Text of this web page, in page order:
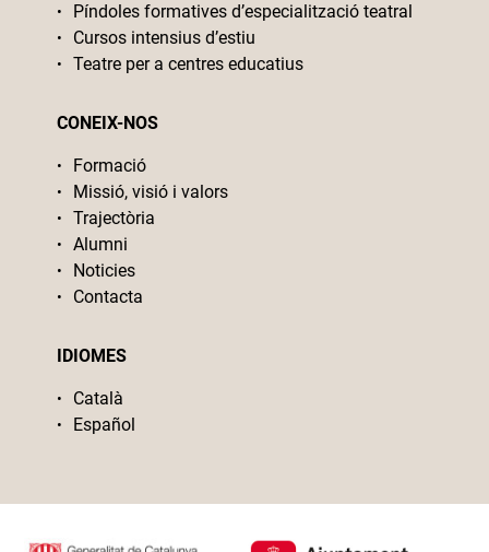
Píndoles formatives d’especialització teatral
Cursos intensius d’estiu
Teatre per a centres educatius
CONEIX-NOS
Formació
Missió, visió i valors
Trajectòria
Alumni
Noticies
Contacta
IDIOMES
Català
Español